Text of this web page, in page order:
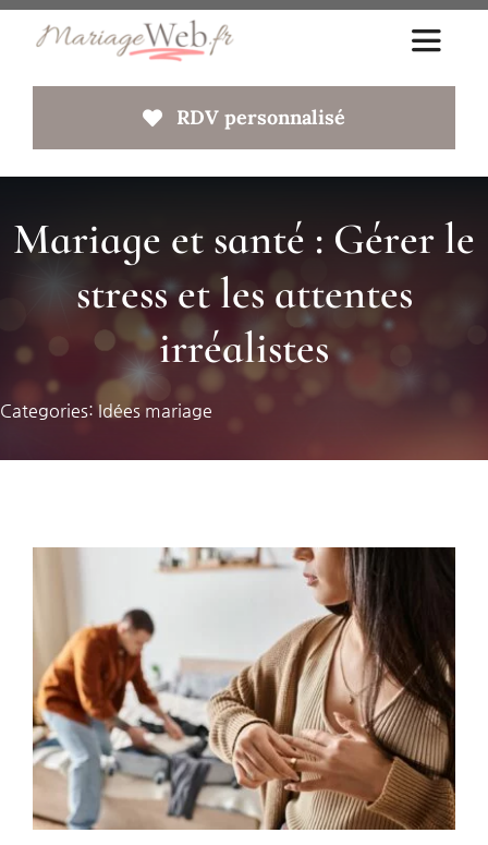
Passer
contenu
Toggle
Votre site web
Faq
Blog
RDV personnalisé
Mariage et santé : Gérer le
stress et les attentes
irréalistes
Categories:Idées mariage